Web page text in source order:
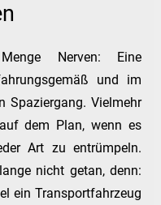
Nerven: Eine
und im
Spaziergang. Vielmehr
dem Plan, wenn es
Art zu entrümpeln.
nicht getan, denn:
ein Transportfahrzeug